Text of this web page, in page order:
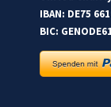
IBAN: DE75
BIC: